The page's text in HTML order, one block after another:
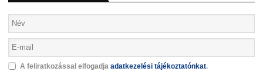
A feliratkozással elfogadja adatkezelési tájékoztatónkat.